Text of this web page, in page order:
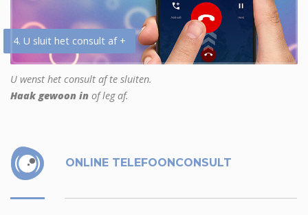
4. U sluit het consult af +
U wenst het consult af te sluiten.
Haak gewoon in of leg af.
ONLINE TELEFOONCONSULT